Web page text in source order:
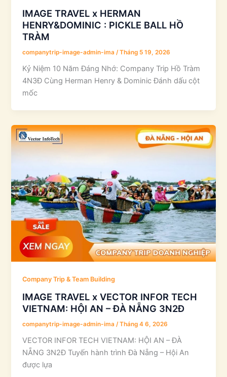
IMAGE TRAVEL x HERMAN
HENRY&DOMINIC : PICKLE BALL HỒ
TRÀM
companytrip-image-admin-ima /Tháng 5 19, 2026
Kỷ Niệm 10 Năm Đáng Nhớ: Company Trip Hồ Tràm
4N3Đ Cùng Herman Henry & Dominic Đánh dấu cột
mốc
Company Trip & Team Building
IMAGE TRAVEL x VECTOR INFOR TECH
VIETNAM: HỘI AN – ĐÀ NẴNG 3N2Đ
companytrip-image-admin-ima /Tháng 4 6, 2026
VECTOR INFOR TECH VIETNAM: HỘI AN – ĐÀ
NẴNG 3N2Đ Tuyến hành trình Đà Nẵng – Hội An
được lựa